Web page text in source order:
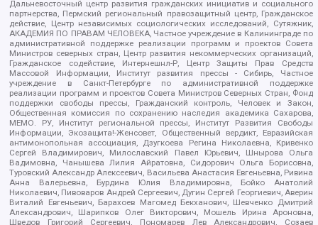
Дальневосточный центр развития гражданских инициатив и социального
партнерства, Пермский региональный правозащитный центр, Гражданское
действие, Центр независимых социологических исследований, Сутяжник,
АКАДЕМИЯ ПО ПРАВАМ ЧЕЛОВЕКА, Частное учреждение в Калининграде по
административной поддержке реализации программ и проектов Совета
Министров северных стран, Центр развития некоммерческих организаций,
Гражданское содействие, Интернешнл-Р, Центр Защиты Прав Средств
Массовой Информации, Институт развития прессы - Сибирь, Частное
учреждение в Санкт-Петербурге по административной поддержке
реализации программ и проектов Совета Министров Северных Стран, Фонд
поддержки свободы прессы, Гражданский контроль, Человек и Закон,
Общественная комиссия по сохранению наследия академика Сахарова,
МЕМО. РУ, Институт региональной прессы, Институт Развития Свободы
Информации, Экозащита!-Женсовет, Общественный вердикт, Евразийская
антимонопольная ассоциация, Дзугкоева Регина Николаевна, Кривенко
Сергей Владимирович, Милославский Павел Юрьевич, Шнырова Ольга
Вадимовна, Чанышева Лилия Айратовна, Сидорович Ольга Борисовна,
Туровский Александр Алексеевич, Васильева Анастасия Евгеньевна, Ривина
Анна Валерьевна, Бурдина Юлия Владимировна, Бойко Анатолий
Николаевич, Пивоваров Андрей Сергеевич, Дугин Сергей Георгиевич, Аверин
Виталий Евгеньевич, Барахоев Магомед Бекханович, Шевченко Дмитрий
Александрович, Шарипков Олег Викторович, Мошель Ирина Ароновна,
Шведов Григорий Сергеевич, Пономарев Лев Александрович, Созаев